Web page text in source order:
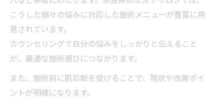
こうした個々の悩みに対応した施術メニューが豊富に用
意されています。
カウンセリングで自分の悩みをしっかりと伝えること
が、最適な施術選びにつながります。
また、施術前に肌診断を受けることで、現状や改善ポイ
ントが明確になります。